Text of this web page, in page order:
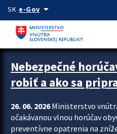
Preskocit na hlavný obsah
SK e-Govarrow_drop_down
Zastavit automatický posun upútavok
Nebezpečné
robiť a ako sa
26. 06. 2026Ministerstvo
očakávanou vlnou horúčav
preventívne opatrenia na